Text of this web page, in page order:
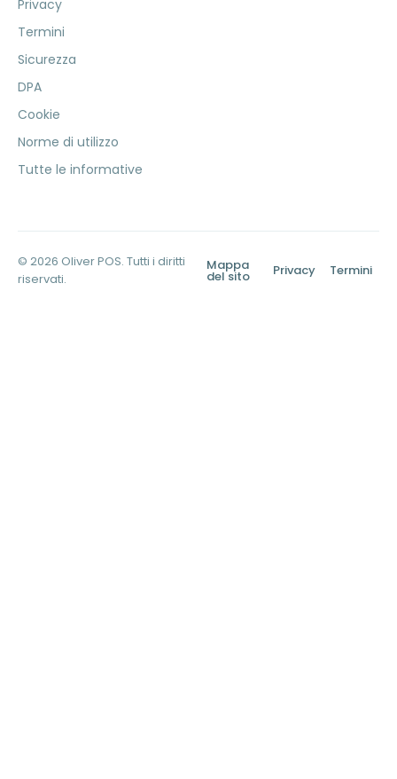
Privacy
Termini
Sicurezza
DPA
Cookie
Norme di utilizzo
Tutte le informative
© 2026 Oliver POS. Tutti i diritti
riservati.
Mappa
del sito Privacy Termini